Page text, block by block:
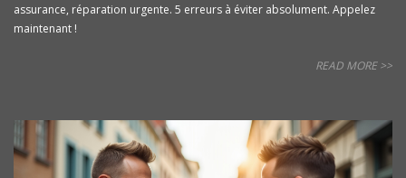
assurance, réparation urgente. 5 erreurs à éviter absolument. Appelez
maintenant !
READ MORE >>